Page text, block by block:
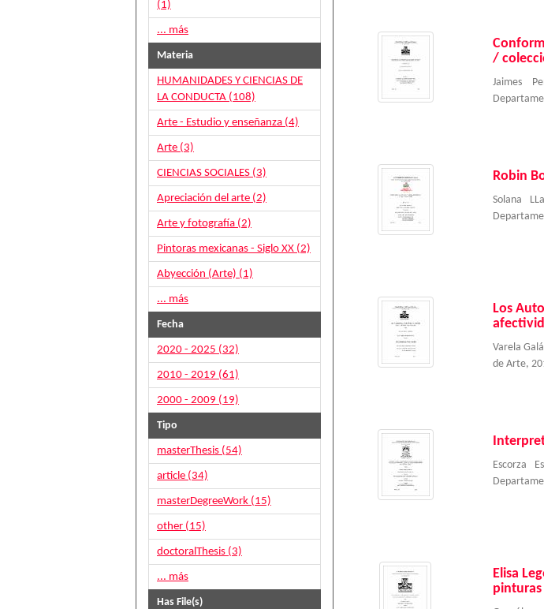
/
Jaimes
Robin
Solana
Los
Varela
de Arte,
Escorza
Elisa
pinturas
(1)
... más
Materia
HUMANIDADES Y CIENCIAS DE
LA CONDUCTA (108)
Arte - Estudio y enseñanza (4)
Arte (3)
CIENCIAS SOCIALES (3)
Apreciación del arte (2)
Arte y fotografía (2)
Pintoras mexicanas - Siglo XX (2)
Abyección (Arte) (1)
... más
Fecha
2020 - 2025 (32)
2010 - 2019 (61)
2000 - 2009 (19)
Tipo
masterThesis (54)
article (34)
masterDegreeWork (15)
other (15)
doctoralThesis (3)
... más
Has File(s)